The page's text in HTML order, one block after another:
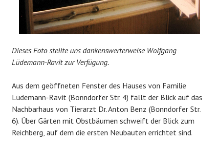
Dieses Foto stellte uns dankenswerterweise Wolfgang
Lüdemann-Ravit zur Verfügung.
Aus dem geöffneten Fenster des Hauses von Familie
Lüdemann-Ravit (Bonndorfer Str. 4) fällt der Blick auf das
Nachbarhaus von Tierarzt Dr. Anton Benz (Bonndorfer Str.
6). Über Gärten mit Obstbäumen schweift der Blick zum
Reichberg, auf dem die ersten Neubauten errichtet sind.